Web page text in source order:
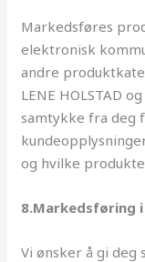
Markedsføres
elektronisk
andre
LENE HOLSTAD
samtykke fra deg
og hvilke
8.Markedsføring
Vi ønsker å gi deg